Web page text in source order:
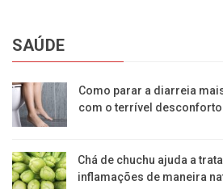
SAÚDE
Como parar a diarreia
com o terrível desconforto
Chá de chuchu ajuda a
inflamações de maneira